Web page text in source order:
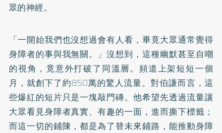
眾的神經。
「一開始我們也沒想過會有人看，畢竟大眾通常覺得
身障者的事與我無關。」沒想到，這種幽默甚至自嘲
的視角，竟意外打破了同溫層。頻道上架短短一個
月，就創下了約850萬的驚人流量。對伯謙而言，這
些爆紅的短片只是一塊敲門磚。他希望先透過流量讓
大眾看見身障者真實、有趣的一面，進而撕下標籤；
而這一切的鋪陳，都是為了替未來鋪路，能推動身障